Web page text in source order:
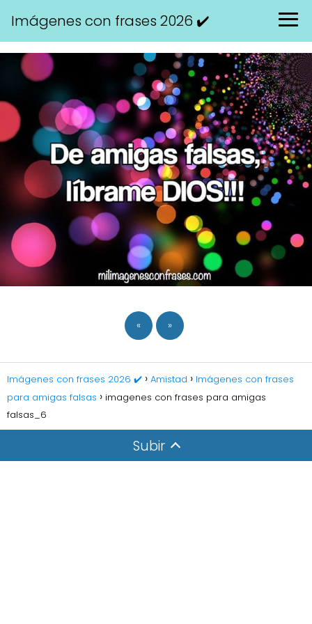
Imágenes con frases 2026 ✔️
« »
Imágenes con frases 2026 ✔️ Amistad
Imágenes con frases
para amigas falsas
imagenes con frases para amigas
falsas_6
Subir